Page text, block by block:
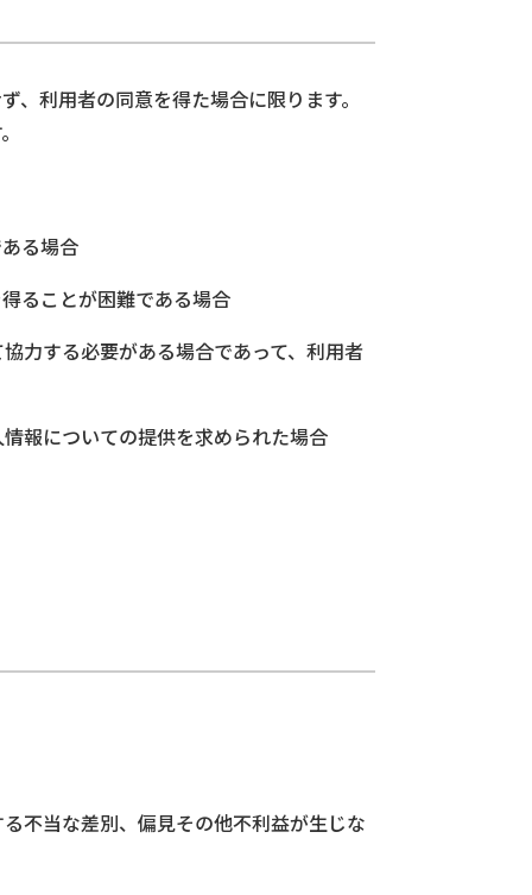
利用者の同意を得た場合に限ります。
る場合
ることが困難である場合
力する必要がある場合であって、利用者
報についての提供を求められた場合
不当な差別、偏見その他不利益が生じな